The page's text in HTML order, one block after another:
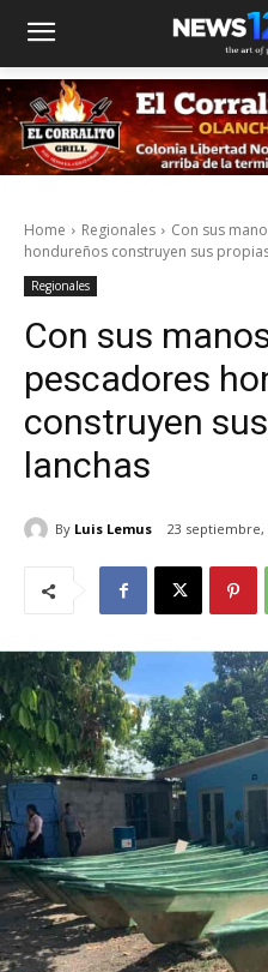
Home Regionales
Con sus
hondureños construyen sus
Regionales
Con sus
pescadores
construyen
lanchas
By Luis Lemus 23 septiembre,